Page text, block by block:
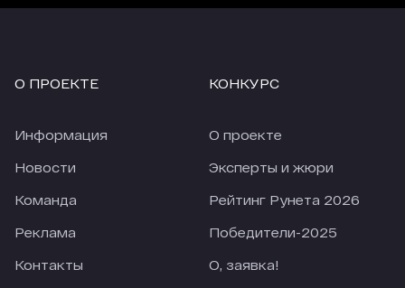
О ПРОЕКТЕ
Информация
Новости
Команда
Реклама
Контакты
КОНКУРС
О проекте
Эксперты и жюри
Рейтинг Рунета 2026
Победители-2025
О, заявка!